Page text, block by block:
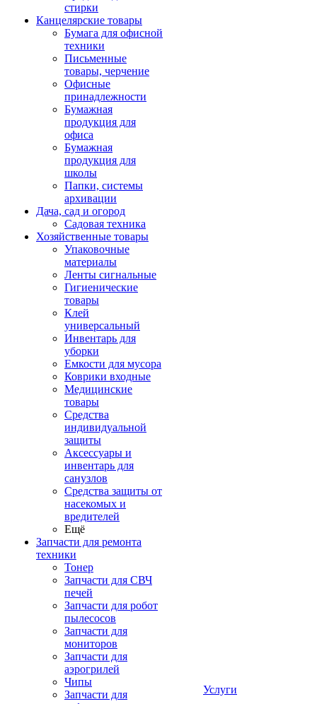
стирки
Канцелярские товары
Бумага для офисной
техники
Письменные
товары, черчение
Офисные
принадлежности
Бумажная
продукция для
офиса
Бумажная
продукция для
школы
Папки, системы
архивации
Дача, сад и огород
Садовая техника
Хозяйственные товары
Упаковочные
материалы
Ленты сигнальные
Гигиенические
товары
Клей
универсальный
Инвентарь для
уборки
Емкости для мусора
Коврики входные
Медицинские
товары
Средства
индивидуальной
защиты
Аксессуары и
инвентарь для
санузлов
Средства защиты от
насекомых и
вредителей
Ещё
Запчасти для ремонта
техники
Тонер
Запчасти для СВЧ
печей
Запчасти для робот
пылесосов
Запчасти для
мониторов
Запчасти для
аэрогрилей
Чипы
Запчасти для
Услуги